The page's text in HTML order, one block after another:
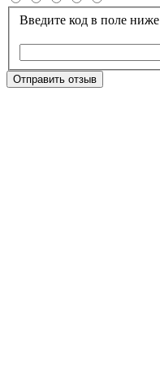
Введите код в поле ниже
Отправить отзыв